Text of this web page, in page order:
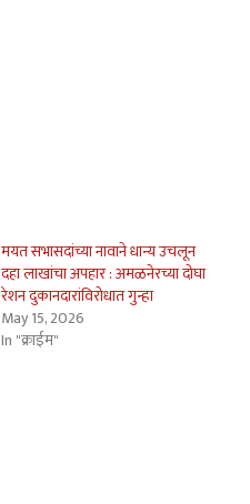
मयत सभासदांच्या नावाने धान्य उचलून
दहा लाखांचा अपहार : अमळनेरच्या दोघा
रेशन दुकानदारांविरोधात गुन्हा
May 15, 2026
In "क्राईम"